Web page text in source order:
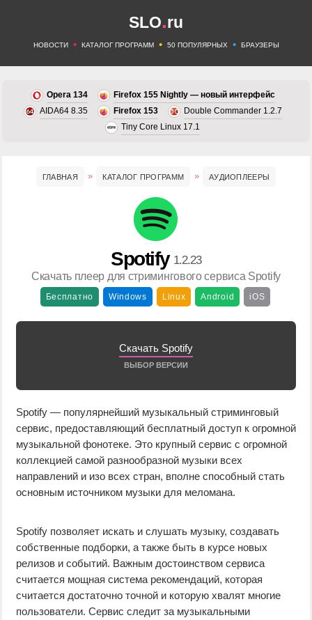
SLO.ru
НОВОСТИ • КАТАЛОГ ПРОГРАММ • 50 ПОПУЛЯРНЫХ • БРАУЗЕРЫ
Opera 134
Firefox 155 Nightly — новый интерфейс
AIDA64 8.35
Firefox 153
Double Commander 1.2.7
Tiny Core Linux 17.1
ГЛАВНАЯ КАТАЛОГ ПРОГРАММ АУДИОПЛЕЕРЫ
Spotify 1.2.23
Скачать плеер для стримингового сервиса Spotify
Бесплатно Windows Linux Android iOS
Скачать Spotify
ВЫБОР ВЕРСИИ
Spotify — популярнейший музыкальный стриминговый
сервис, предоставляющий бесплатный доступ к огромной
музыкальной фонотеке. Это крупный сервис с огромной
коллекцией самой разнообразной музыки всех
направлений и изо всех стран, вполне способный стать
основным источником музыки для меломана.
Spotify позволяет искать и слушать музыку, создавать
собственные подборки, а также быть в курсе новых
релизов и событий. Важным достоинством сервиса
считается мощная система рекомендаций, которая
считается достаточно точной и которую хвалят многие
пользователи. Сервис следит за музыкальными